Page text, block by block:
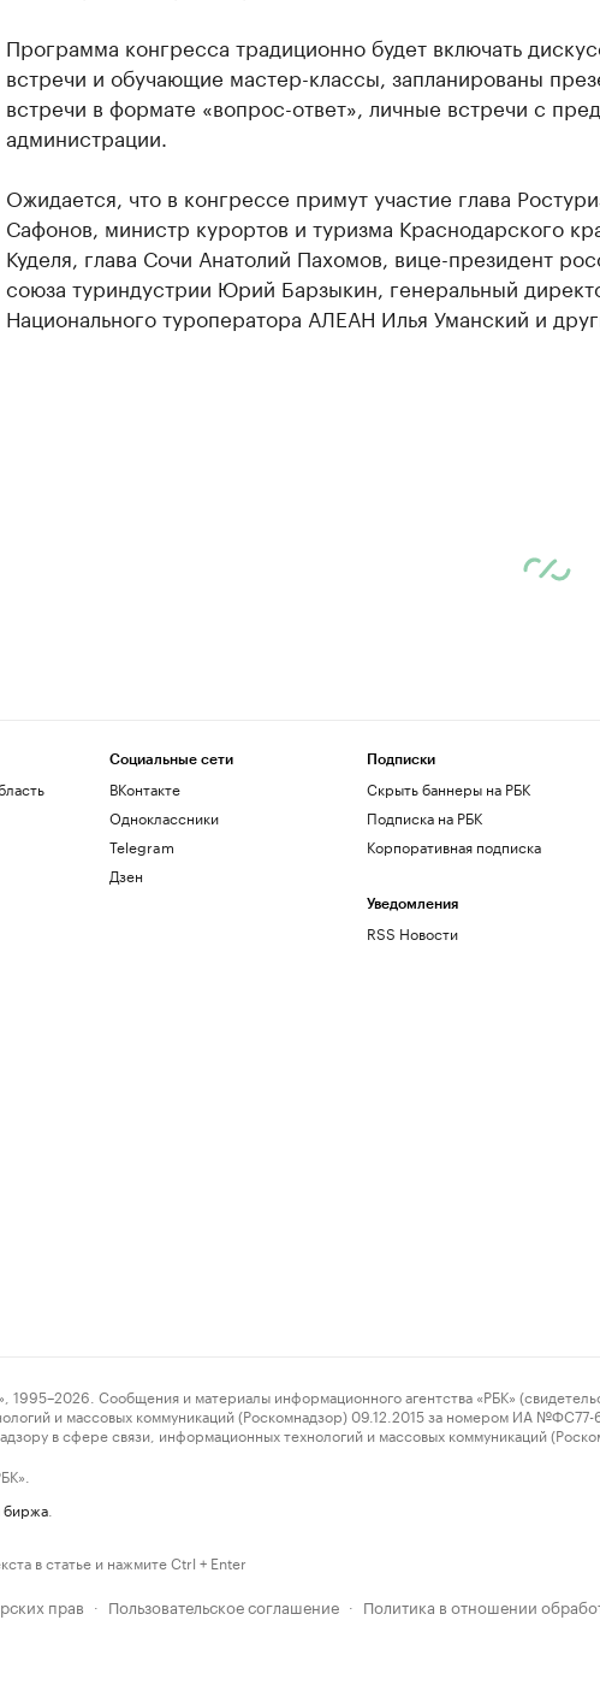
Программа конгресса традиционно будет включать
встречи и обучающие мастер-классы, запланированы
встречи в формате «вопрос-ответ», личные встречи с
администрации.
Ожидается, что в конгрессе примут участие глава
Сафонов, министр курортов и туризма Краснодарского
Куделя, глава Сочи Анатолий Пахомов, вице-президент
союза туриндустрии Юрий Барзыкин, генеральный
Национального туроператора АЛЕАН Илья Уманский и
Социальные сети
ВКонтакте
Одноклассники
Telegram
Дзен
Подписки
Скрыть баннеры на РБК
Подписка на РБК
Корпоративная подписка
Уведомления
RSS Новости
Сообщения и материалы информационного агентства «РБК»
и массовых коммуникаций (Роскомнадзор) 09.12.2015 за номером ИА №ФС77-
в сфере связи, информационных технологий и массовых коммуникаций
биржа
в статье и нажмите Ctrl + Enter
прав · Пользовательское соглашение · Политика в отношении